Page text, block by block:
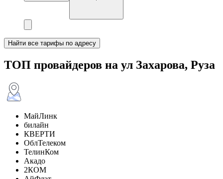
Найти все тарифы по адресу
ТОП провайдеров на ул Захарова, Руза
МайЛинк
билайн
КВЕРТИ
ОблТелеком
ТелинКом
Акадо
2КОМ